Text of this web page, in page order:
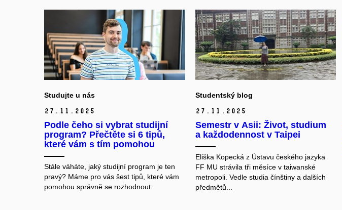
Studujte u nás
27. 11. 2025
Podle čeho si vybrat studijní
program? Přečtěte si 6 tipů,
které vám s tím pomohou
Stále váháte, jaký studijní program je ten
pravý? Máme pro vás šest tipů, které vám
pomohou správně se rozhodnout.
Studentský blog
27. 11. 2025
Semestr v Asii: Život, studium
a každodennost v Taipei
Eliška Kopecká z Ústavu českého jazyka
FF MU strávila tři měsíce v taiwanské
metropoli. Vedle studia čínštiny a dalších
předmětů...